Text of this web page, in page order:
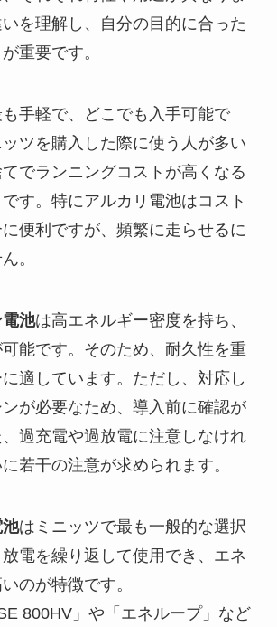
を理解し、自分の目的に合った
重要です。
手軽で、どこでも入手可能で
ツを購入した際に使う人が多い
でランニングコストが高くなる
す。特にアルカリ電池はコスト
便利ですが、頻繁に走らせるに
。
池は高エネルギー密度を持ち、
能です。そのため、耐久性を重
適しています。ただし、対応し
が必要なため、導入前に確認が
過充電や過放電に注意しなけれ
若干の注意が求められます。
はミニッツで最も一般的な選択
電を繰り返して使用でき、エネ
のが特徴です。
800HV」や「エネループ」など